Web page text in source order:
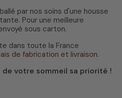
par nos soins d'une housse
Pour une meilleure
sous carton.
dans toute la France
de fabrication et livraison.
de votre sommeil sa priorité !